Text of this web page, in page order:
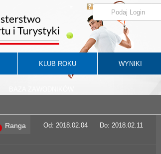
KLUB ROKU WYNIKI
Ranga Od: 2018.02.04 Do: 2018.02.11